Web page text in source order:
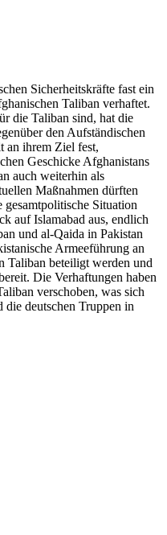
Sicherheitskräfte fast ein
Taliban verhaftet.
die Taliban sind, hat die
den Aufständischen
an ihrem Ziel fest,
Geschicke Afghanistans
auch weiterhin als
Maßnahmen dürften
gesamtpolitische Situation
auf Islamabad aus, endlich
und al-Qaida in Pakistan
Armeeführung an
Taliban beteiligt werden und
Die Verhaftungen haben
verschoben, was sich
deutschen Truppen in